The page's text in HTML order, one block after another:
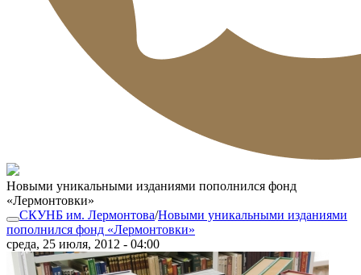
Новыми уникальными изданиями пополнился фонд
«Лермонтовки»
СКУНБ им. Лермонтова/Новыми уникальными изданиями
пополнился фонд «Лермонтовки»
среда, 25 июля, 2012 - 04:00